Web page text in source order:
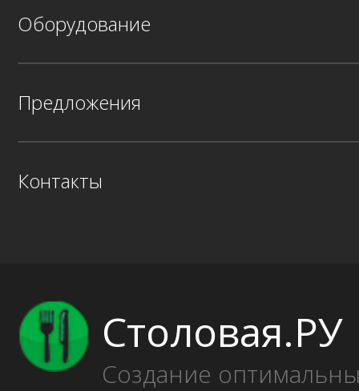
Оборудование
Предложения
Контакты
Столовая.РУ
Создание